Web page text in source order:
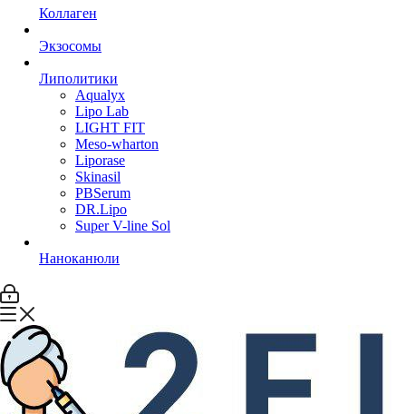
Коллаген
Экзосомы
Липолитики
Aqualyx
Lipo Lab
LIGHT FIT
Meso-wharton
Liporase
Skinasil
PBSerum
DR.Lipo
Super V-line Sol
Наноканюли